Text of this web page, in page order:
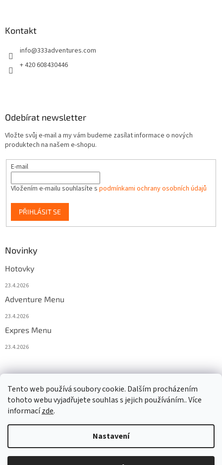
Tento web používá soubory cookie. Dalším procházením
tohoto webu vyjadřujete souhlas s jejich používáním.. Více
informacízde.
Nastavení
Kontakt
info@333adventures.com
+ 420 608430446
Odebírat newsletter
Vložte svůj e-mail a my vám budeme zasílat informace o nových
produktech na našem e-shopu.
E-mail
Vložením e-mailu souhlasíte s podmínkami ochrany osobních údajů
PŘIHLÁSIT SE
Novinky
Hotovky
23.4.2026
Adventure Menu
23.4.2026
Expres Menu
23.4.2026
Copyright 2026www.333adventures.com. Všechna práva